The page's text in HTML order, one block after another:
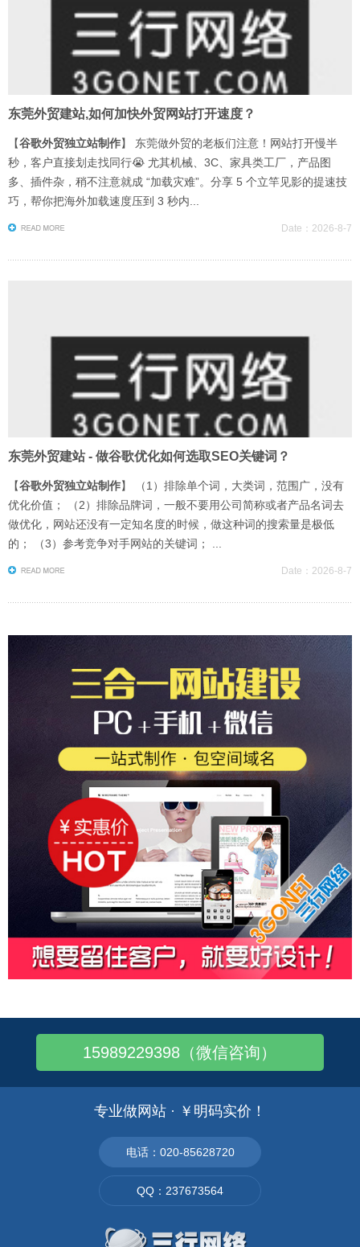
东莞外贸建站,如何加快外贸网站打开速度？
【谷歌外贸独立站制作】 东莞做外贸的老板们注意！网站打开慢半
秒，客户直接划走找同行😭 尤其机械、3C、家具类工厂，产品图
多、插件杂，稍不注意就成 “加载灾难”。分享 5 个立竿见影的提速技
巧，帮你把海外加载速度压到 3 秒内...
Date：2026-8-7
东莞外贸建站 - 做谷歌优化如何选取SEO关键词？
【谷歌外贸独立站制作】 （1）排除单个词，大类词，范围广，没有
优化价值； （2）排除品牌词，一般不要用公司简称或者产品名词去
做优化，网站还没有一定知名度的时候，做这种词的搜索量是极低
的； （3）参考竞争对手网站的关键词； ...
Date：2026-8-7
15989229398（微信咨询）
专业做网站 · ￥明码实价！
电话：020-85628720
QQ：237673564